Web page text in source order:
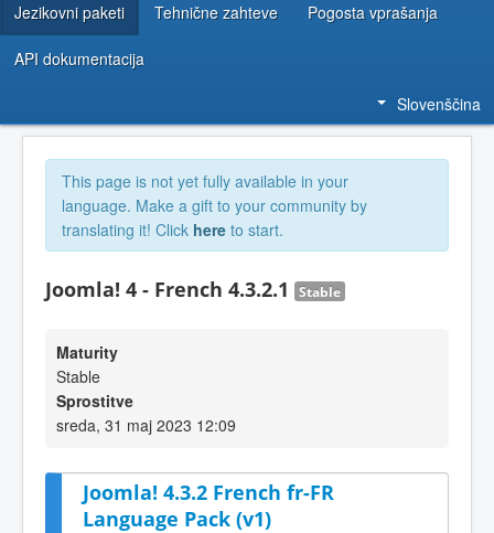
Jezikovni paketi Tehnične zahteve Pogosta vprašanja
API dokumentacija
Slovenščina
This page is not yet fully available in your
language. Make a gift to your community by
translating it! Click here to start.
Joomla! 4 - French 4.3.2.1 Stable
Maturity
Stable
Sprostitve
sreda, 31 maj 2023 12:09
Joomla! 4.3.2 French fr-FR
Language Pack (v1)